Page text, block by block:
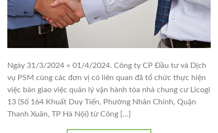
Ngày 31/3/2024 ÷ 01/4/2024. Công ty CP Đầu tư và Dịch
vụ PSM cùng các đơn vị có liên quan đã tổ chức thực hiện
việc bàn giao việc quản lý vận hành tòa nhà chung cư Licogi
13 (Số 164 Khuất Duy Tiến, Phường Nhân Chính, Quận
Thanh Xuân, TP Hà Nội) từ Công […]